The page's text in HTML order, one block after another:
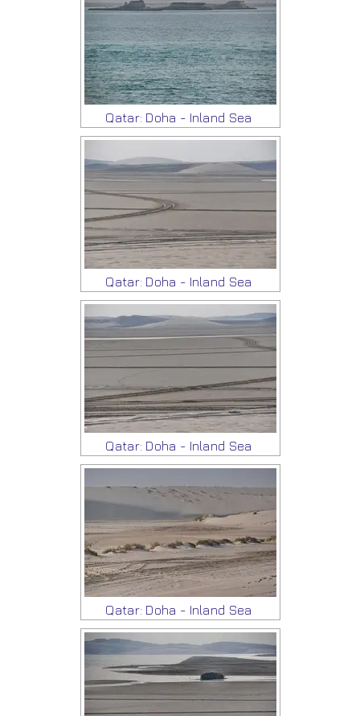
Qatar: Doha - Inland Sea
Qatar: Doha - Inland Sea
Qatar: Doha - Inland Sea
Qatar: Doha - Inland Sea